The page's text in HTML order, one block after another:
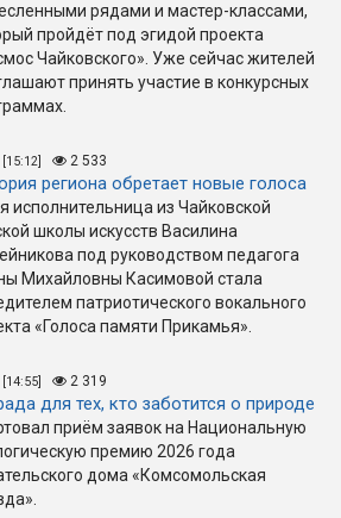
рядами и мастер-классами,
пройдёт под эгидой проекта
Чайковского». Уже сейчас жителей
принять участие в конкурсных
2 533
региона обретает новые голоса
исполнительница из Чайковской
школы искусств Василина
под руководством педагога
Михайловны Касимовой стала
патриотического вокального
«Голоса памяти Прикамья».
2 319
для тех, кто заботится о природе
приём заявок на Национальную
премию 2026 года
дома «Комсомольская